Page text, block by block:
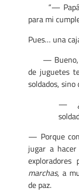
“— Papá,
para mi
Pues… una
— Bueno,
de juguetes
soldados, sino
—
— Porque
jugar a
marchas, a
de paz.